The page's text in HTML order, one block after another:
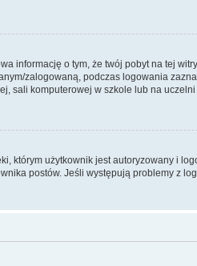
informację o tym, że twój pobyt na tej
zalogowaną, podczas logowania
komputerowej w szkole lub na uczelni
którym użytkownik jest autoryzowany i
postów. Jeśli występują problemy z